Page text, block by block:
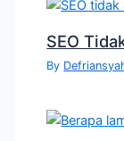
SEO
By